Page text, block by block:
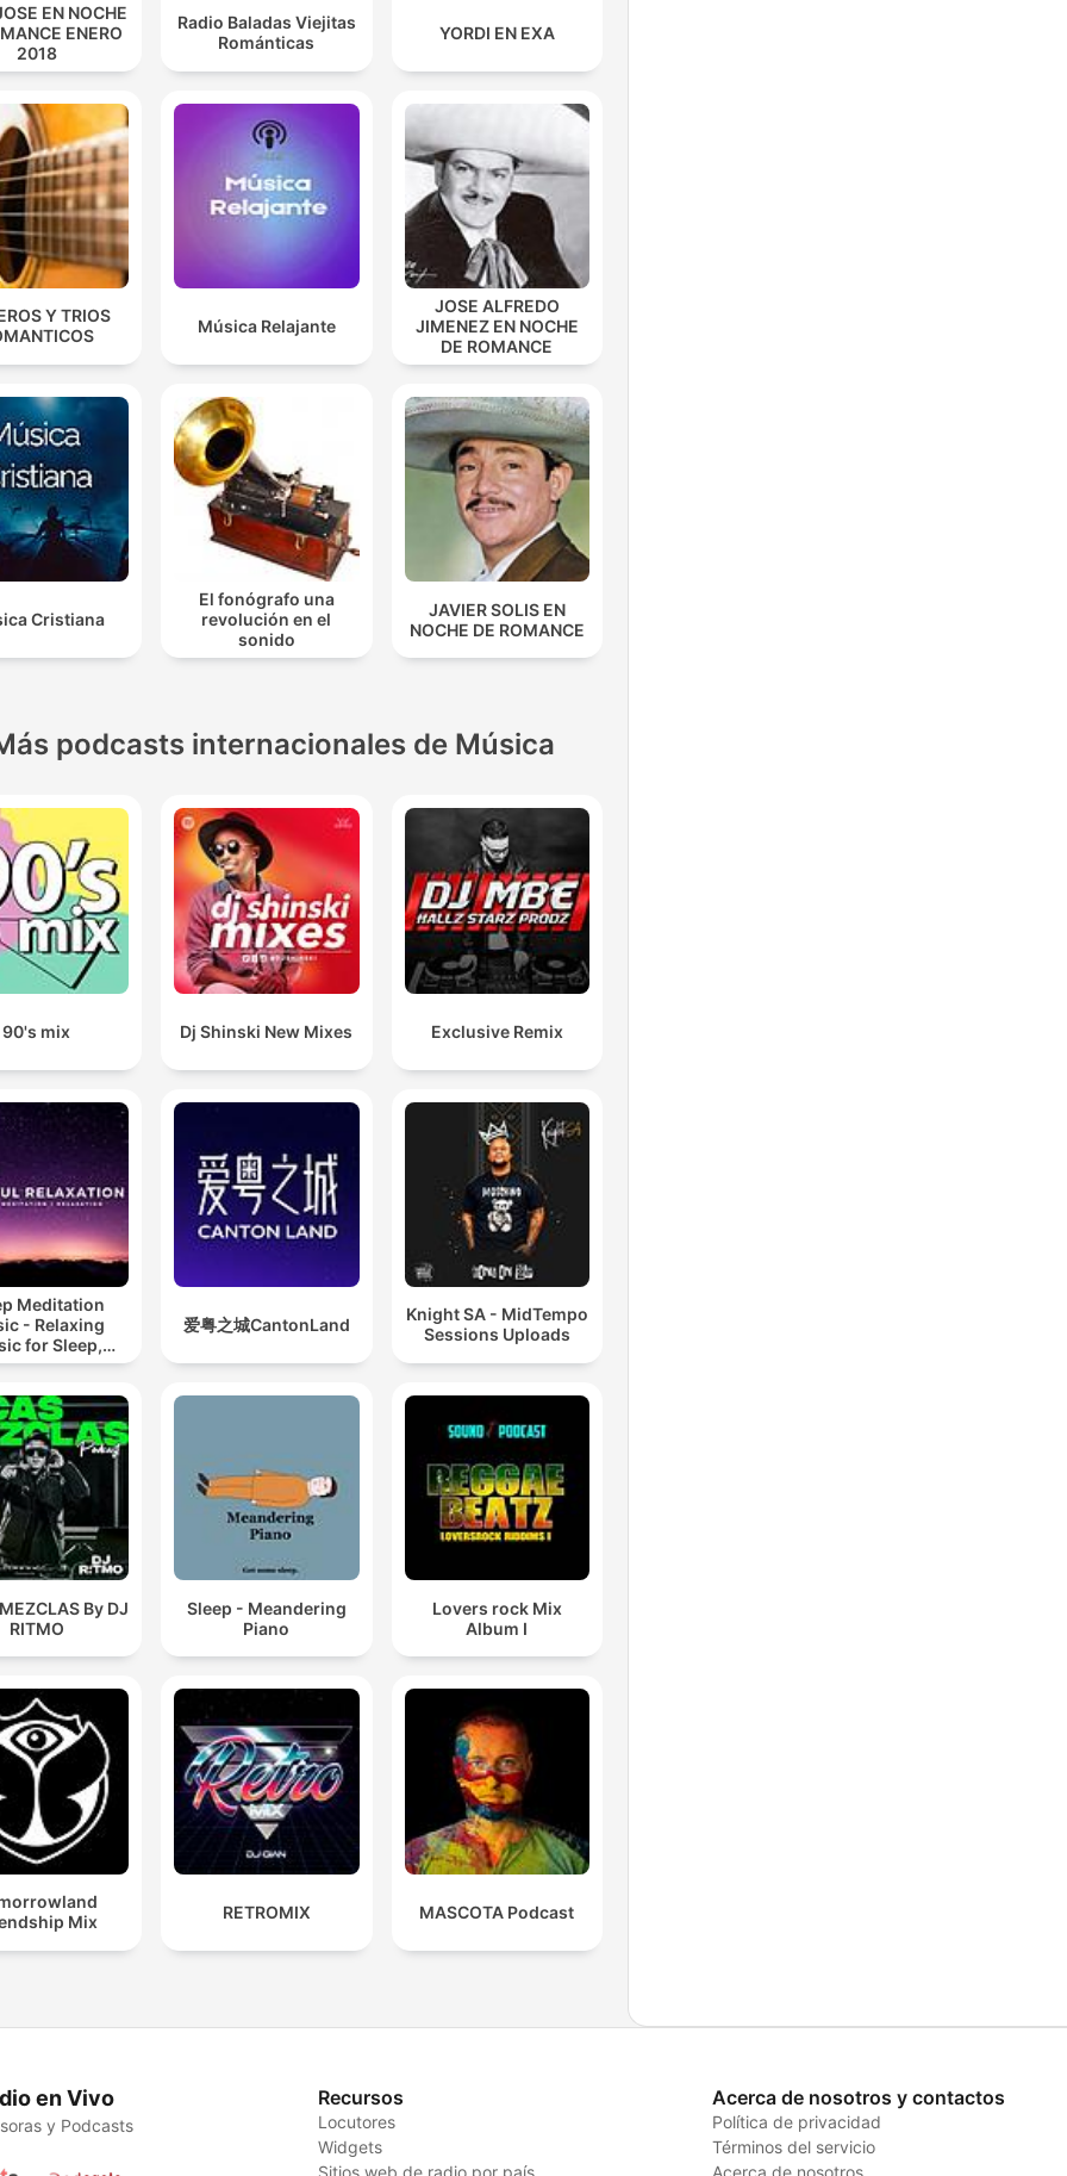
EN NOCHE
ENERO
2018
Radio Baladas Viejitas
Románticas
YORDI EN EXA
Y TRIOS
Música Relajante
JOSE ALFREDO
JIMENEZ EN NOCHE
DE ROMANCE
Cristiana
El fonógrafo una
revolución en el
sonido
JAVIER SOLIS EN
NOCHE DE ROMANCE
podcasts internacionales de Música
90's mix Dj Shinski New Mixes Exclusive Remix
Meditation
- Relaxing
for Sleep,
&
爱粤之城CantonLand
Knight SA - MidTempo
Sessions Uploads
By DJ
RITMO
Sleep - Meandering
Piano
Lovers rock Mix
Album I
Mix
RETROMIX MASCOTA Podcast
en Vivo
y Podcasts
Recursos
Locutores
Widgets
Sitios web de radio por país
Acerca de nosotros y contactos
Política de privacidad
Términos del servicio
Acerca de nosotros